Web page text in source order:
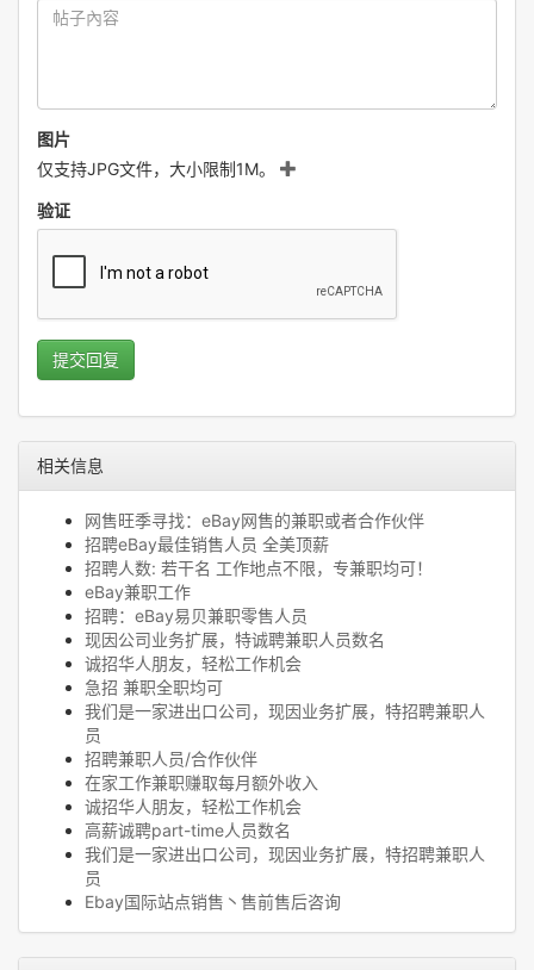
图片
仅支持JPG文件，大小限制1M。
验证
提交回复
相关信息
网售旺季寻找：eBay网售的兼职或者合作伙伴
招聘eBay最佳销售人员 全美顶薪
招聘人数: 若干名 工作地点不限，专兼职均可！
eBay兼职工作
招聘：eBay易贝兼职零售人员
现因公司业务扩展，特诚聘兼职人员数名
诚招华人朋友，轻松工作机会
急招 兼职全职均可
我们是一家进出口公司，现因业务扩展，特招聘兼职人
员
招聘兼职人员/合作伙伴
在家工作兼职赚取每月额外收入
诚招华人朋友，轻松工作机会
高薪诚聘part-time人员数名
我们是一家进出口公司，现因业务扩展，特招聘兼职人
员
Ebay国际站点销售丶售前售后咨询